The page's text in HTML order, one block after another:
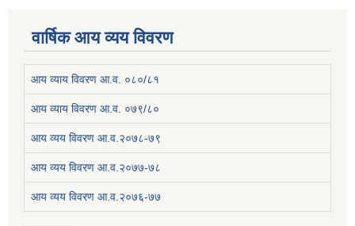
वार्षिक आय व्यय विवरण
आय व्याय विवरण आ.व. ०८०/८१
आय व्याय विवरण आ.व. ०७९/८०
आय व्यय विवरण आ.व.२०७८-७९
आय व्यय विवरण आ.व.२०७७-७८
आय व्यय विवरण आ.व.२०७६-७७